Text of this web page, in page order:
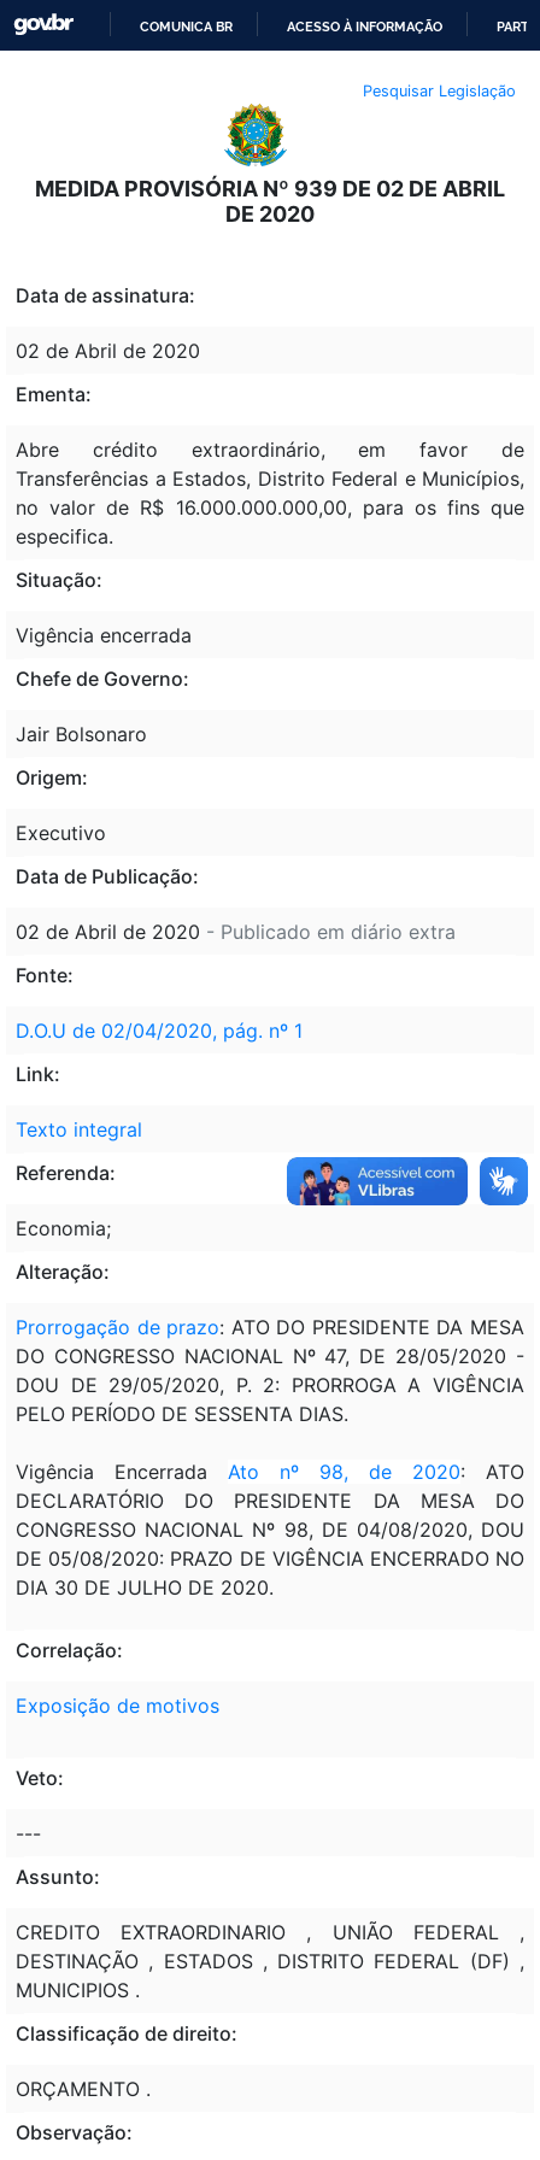
O
CONTEÚDO
COMUNICA BR ACESSO À INFORMAÇÃO
Pesquisar Legislação
MEDIDA PROVISÓRIA Nº 939 DE 02 DE ABRIL
DE 2020
Data de assinatura:
02 de Abril de 2020
Ementa:
Abre crédito extraordinário, em favor de
Transferências a Estados, Distrito Federal e Municípios,
no valor de R$ 16.000.000.000,00, para os fins que
especifica.
Situação:
Vigência encerrada
Chefe de Governo:
Jair Bolsonaro
Origem:
Executivo
Data de Publicação:
02 de Abril de 2020 - Publicado em diário extra
Fonte:
D.O.U de 02/04/2020, pág. nº 1
Link:
Texto integral
Referenda:
Economia;
Alteração:
Prorrogação de prazo: ATO DO PRESIDENTE DA MESA
DO CONGRESSO NACIONAL Nº 47, DE 28/05/2020 -
DOU DE 29/05/2020, P. 2: PRORROGA A VIGÊNCIA
PELO PERÍODO DE SESSENTA DIAS.
Vigência Encerrada Ato nº 98, de 2020: ATO
DECLARATÓRIO DO PRESIDENTE DA MESA DO
CONGRESSO NACIONAL Nº 98, DE 04/08/2020, DOU
DE 05/08/2020: PRAZO DE VIGÊNCIA ENCERRADO NO
DIA 30 DE JULHO DE 2020.
Correlação:
Exposição de motivos
Veto:
---
Assunto:
CREDITO EXTRAORDINARIO , UNIÃO FEDERAL ,
DESTINAÇÃO , ESTADOS , DISTRITO FEDERAL (DF) ,
MUNICIPIOS .
Classificação de direito:
ORÇAMENTO .
Observação: